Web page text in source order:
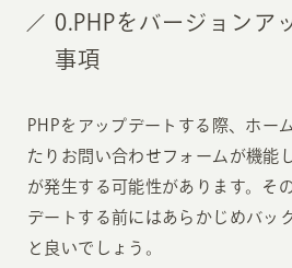
0.PHPをバージョンア
事項
PHPをアップデートする際、ホー
たりお問い合わせフォームが機能
が発生する可能性があります。そ
デートする前にはあらかじめバッ
と良いでしょう。